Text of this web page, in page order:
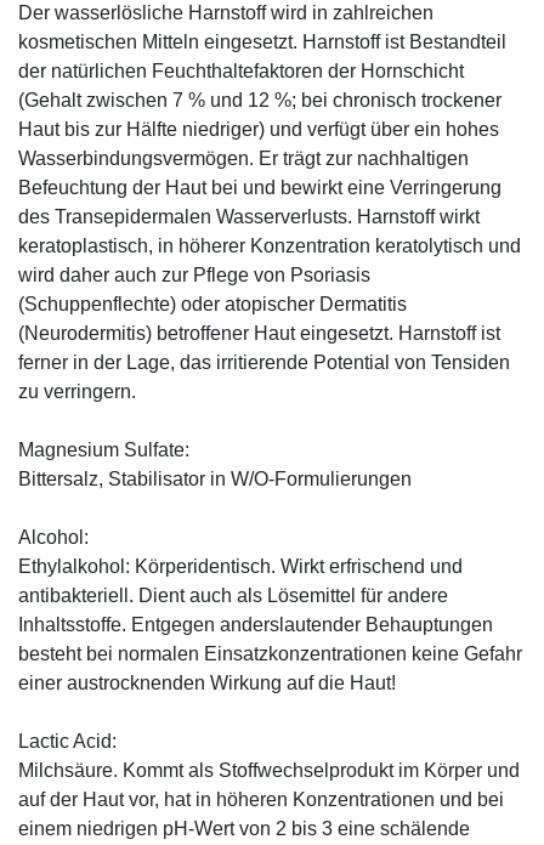
Der wasserlösliche Harnstoff wird in zahlreichen
kosmetischen Mitteln eingesetzt. Harnstoff ist Bestandteil
der natürlichen Feuchthaltefaktoren der Hornschicht
(Gehalt zwischen 7 % und 12 %; bei chronisch trockener
Haut bis zur Hälfte niedriger) und verfügt über ein hohes
Wasserbindungsvermögen. Er trägt zur nachhaltigen
Befeuchtung der Haut bei und bewirkt eine Verringerung
des Transepidermalen Wasserverlusts. Harnstoff wirkt
keratoplastisch, in höherer Konzentration keratolytisch und
wird daher auch zur Pflege von Psoriasis
(Schuppenflechte) oder atopischer Dermatitis
(Neurodermitis) betroffener Haut eingesetzt. Harnstoff ist
ferner in der Lage, das irritierende Potential von Tensiden
zu verringern.
Magnesium Sulfate:
Bittersalz, Stabilisator in W/O-Formulierungen
Alcohol:
Ethylalkohol: Körperidentisch. Wirkt erfrischend und
antibakteriell. Dient auch als Lösemittel für andere
Inhaltsstoffe. Entgegen anderslautender Behauptungen
besteht bei normalen Einsatzkonzentrationen keine Gefahr
einer austrocknenden Wirkung auf die Haut!
Lactic Acid:
Milchsäure. Kommt als Stoffwechselprodukt im Körper und
auf der Haut vor, hat in höheren Konzentrationen und bei
einem niedrigen pH-Wert von 2 bis 3 eine schälende